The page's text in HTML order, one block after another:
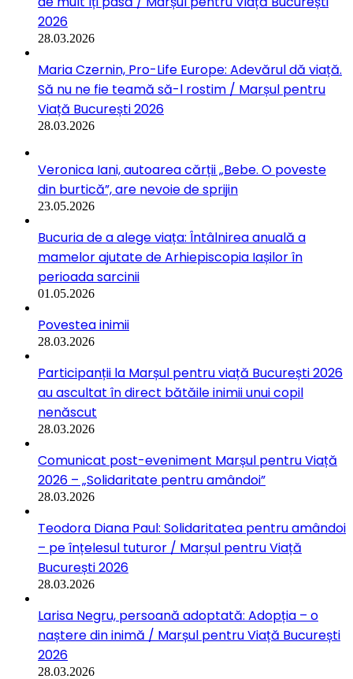
2026
28.03.2026
Maria Czernin, Pro-Life Europe: Adevărul dă viață.
Să nu ne fie teamă să-l rostim / Marșul pentru
Viață București 2026
28.03.2026
Veronica Iani, autoarea cărții „Bebe. O poveste
din burtică”, are nevoie de sprijin
23.05.2026
Bucuria de a alege viața: Întâlnirea anuală a
mamelor ajutate de Arhiepiscopia Iașilor în
perioada sarcinii
01.05.2026
Povestea inimii
28.03.2026
Participanții la Marșul pentru viață București 2026
au ascultat în direct bătăile inimii unui copil
nenăscut
28.03.2026
Comunicat post-eveniment Marșul pentru Viață
2026 – „Solidaritate pentru amândoi”
28.03.2026
Teodora Diana Paul: Solidaritatea pentru amândoi
– pe înțelesul tuturor / Marșul pentru Viață
București 2026
28.03.2026
Larisa Negru, persoană adoptată: Adopția – o
naștere din inimă / Marșul pentru Viață București
2026
28.03.2026